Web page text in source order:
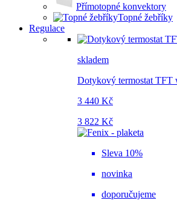
Přímotopné konvektory
Topné žebříky
Regulace
skladem
Dotykový termostat TFT
3 440 Kč
3 822 Kč
Sleva 10%
novinka
doporučujeme